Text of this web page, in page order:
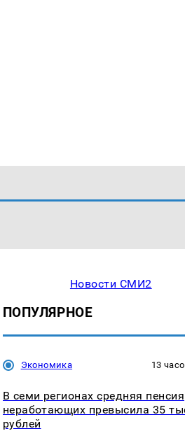
Новости СМИ2
ПОПУЛЯРНОЕ
Экономика 13
В семи регионах средняя пенсия
неработающих превысила 35
рублей